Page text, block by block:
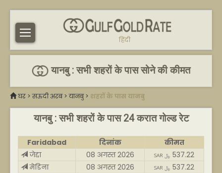
हिंदी
यानबु : सभी शहरों के पास सोने की कीमत
घर >सऊदी अरब>यानबु> शहरों के पास यानबु
यानबु : सभी शहरों के पास 24 करात गोल्ड रेट
Faridabad दिनांक
कीमत
जेद्दा
08 अगस्त 2026 SAR ﷼ 537.22
मेडिना
08 अगस्त 2026 SAR ﷼ 537.22